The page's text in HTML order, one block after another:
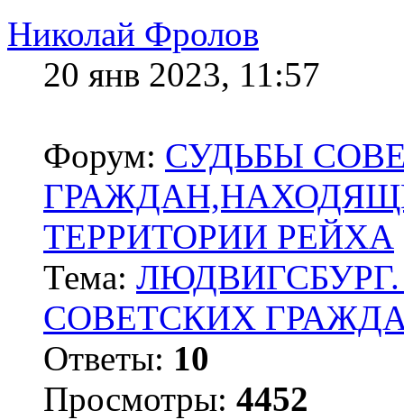
Николай Фролов
20 янв 2023, 11:57
Форум: СУДЬБЫ
ТЕРРИТОРИИ РЕЙХА
Тема:
СОВЕТСКИХ
Ответы: 10
Просмотры: 4452